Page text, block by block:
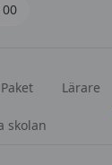
Paket Lärare
skolan